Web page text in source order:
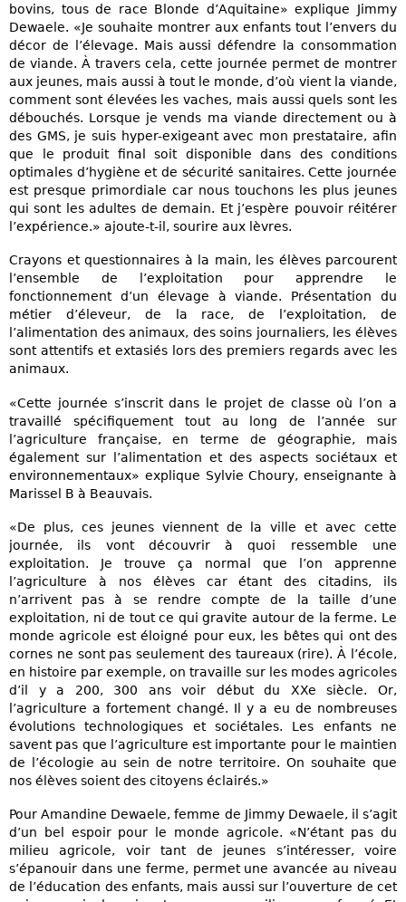
bovins, tous de race Blonde d’Aquitaine» explique Jimmy
Dewaele. «Je souhaite montrer aux enfants tout l’envers du
décor de l’élevage. Mais aussi défendre la consommation
de viande. À travers cela, cette journée permet de montrer
aux jeunes, mais aussi à tout le monde, d’où vient la viande,
comment sont élevées les vaches, mais aussi quels sont les
débouchés. Lorsque je vends ma viande directement ou à
des GMS, je suis hyper-exigeant avec mon prestataire, afin
que le produit final soit disponible dans des conditions
optimales d’hygiène et de sécurité sanitaires. Cette journée
est presque primordiale car nous touchons les plus jeunes
qui sont les adultes de demain. Et j’espère pouvoir réitérer
l’expérience.» ajoute-t-il, sourire aux lèvres.
Crayons et questionnaires à la main, les élèves parcourent
l’ensemble de l’exploitation pour apprendre le
fonctionnement d’un élevage à viande. Présentation du
métier d’éleveur, de la race, de l’exploitation, de
l’alimentation des animaux, des soins journaliers, les élèves
sont attentifs et extasiés lors des premiers regards avec les
animaux.
«Cette journée s’inscrit dans le projet de classe où l’on a
travaillé spécifiquement tout au long de l’année sur
l’agriculture française, en terme de géographie, mais
également sur l’alimentation et des aspects sociétaux et
environnementaux» explique Sylvie Choury, enseignante à
Marissel B à Beauvais.
«De plus, ces jeunes viennent de la ville et avec cette
journée, ils vont découvrir à quoi ressemble une
exploitation. Je trouve ça normal que l’on apprenne
l’agriculture à nos élèves car étant des citadins, ils
n’arrivent pas à se rendre compte de la taille d’une
exploitation, ni de tout ce qui gravite autour de la ferme. Le
monde agricole est éloigné pour eux, les bêtes qui ont des
cornes ne sont pas seulement des taureaux (rire). À l’école,
en histoire par exemple, on travaille sur les modes agricoles
d’il y a 200, 300 ans voir début du XXe siècle. Or,
l’agriculture a fortement changé. Il y a eu de nombreuses
évolutions technologiques et sociétales. Les enfants ne
savent pas que l’agriculture est importante pour le maintien
de l’écologie au sein de notre territoire. On souhaite que
nos élèves soient des citoyens éclairés.»
Pour Amandine Dewaele, femme de Jimmy Dewaele, il s’agit
d’un bel espoir pour le monde agricole. «N’étant pas du
milieu agricole, voir tant de jeunes s’intéresser, voire
s’épanouir dans une ferme, permet une avancée au niveau
de l’éducation des enfants, mais aussi sur l’ouverture de cet